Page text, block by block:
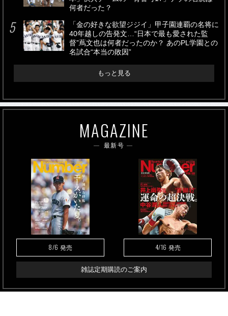
何者だった？
「金の好きな欲望ジジイ」甲子園連覇の名将に
40年越しの告発文…“日本で最も愛された監
督”蔦文也は何者だったのか？ あのPL学園との
名試合“本当の敗因”
もっと見る
MAGAZINE
最新号
8/6 発売 4/16 発売
雑誌定期購読のご案内